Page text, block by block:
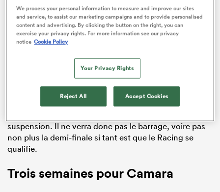
ADVERTISEMENT
Le troisième-ligne du Racing 92Fabien Sanconnie
manquera le match de barrage contre
ce samedi
suspension. Il ne verra donc pas le barrage, voire pas
non plus la demi-finale si tant est que le Racing se
qualifie.
Trois semaines pour Camara
We process your personal information to measure and improve our sites
and service, to assist our marketing campaigns and to provide personalised
content and advertising. By clicking the button on the right, you can
exercise your privacy rights. For more information see our privacy
notice Cookie Policy
Your Privacy Rights
Reject All Accept Cookies